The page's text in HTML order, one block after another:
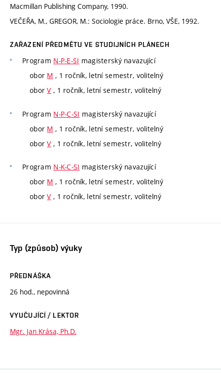
Macmillan Publishing Company, 1990.
VEČEŘA, M., GREGOR, M.: Sociologie práce. Brno, VŠE, 1992.
ZAŘAZENÍ PŘEDMĚTU VE STUDIJNÍCH PLÁNECH
Program N-P-E-SI magisterský navazující
obor M , 1 ročník, letní semestr, volitelný
oborV , 1 ročník, letní semestr, volitelný
Program N-P-C-SI magisterský navazující
obor M , 1 ročník, letní semestr, volitelný
oborV , 1 ročník, letní semestr, volitelný
Program N-K-C-SI magisterský navazující
obor M , 1 ročník, letní semestr, volitelný
oborV , 1 ročník, letní semestr, volitelný
Typ (způsob) výuky
PŘEDNÁŠKA
26 hod., nepovinná
VYUČUJÍCÍ / LEKTOR
Mgr. Jan Krása, Ph.D.